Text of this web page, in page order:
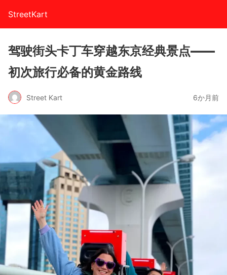
StreetKart
驾驶街头卡丁车穿越东京经典景点——
初次旅行必备的黄金路线
Street Kart 6か月前